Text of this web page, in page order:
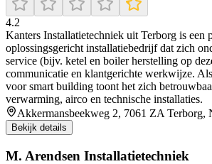
4.2
Kanters Installatietechniek uit Terborg is een
oplossingsgericht installatiebedrijf dat zich
service (bijv. ketel en boiler herstelling op
communicatie en klantgerichte werkwijze.
voor smart building toont het zich
verwarming, airco en technische installaties.
Akkermansbeekweg 2, 7061 ZA Terborg,
Bekijk details
M. Arendsen Installatietechniek